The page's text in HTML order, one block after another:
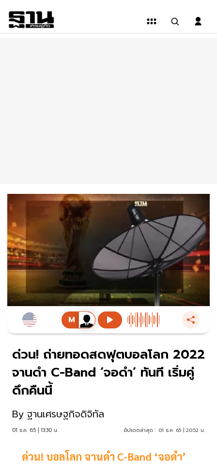
ด่วน! ถ่ายทอดสดฟุตบอลโลก 2022
จานดำ C-Band ‘จอดำ’ ทันที เริ่มคู่
ดึกคืนนี้
By ฐานเศรษฐกิจดิจิทัล
01 ธ.ค. 65 | 13:30 น. อัปเดตล่าสุด : 01 ธ.ค. 65 | 20:52 น.
ด่วน! บอลโลก จานดำ C-Band ‘จอดำ’